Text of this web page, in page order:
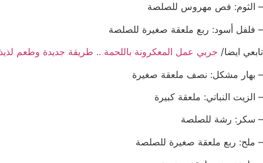
– الثوم: فص مهروس للصلصة
– فلفل أسود: ربع ملعقة صغيرة للصلصة
تابعي ايضا/ جربي عمل المعكرونة باللحمة .. طريقة جديدة وطعم لذيذ
– بهار مشكل: نصف ملعقة صغيرة
– الزيت النباتي: ملعقة كبيرة
– سكر: رشة للصلصة
– ملح: ربع ملعقة صغيرة للصلصة